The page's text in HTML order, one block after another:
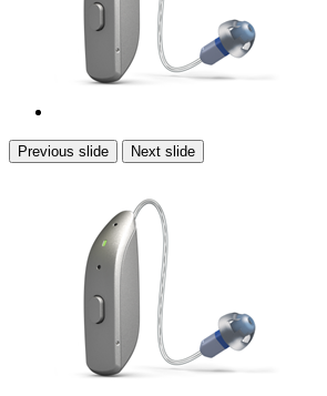
Previous slide Next slide